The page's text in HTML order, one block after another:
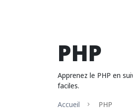
PHP
Apprenez le PHP en
faciles.
Accueil
PHP